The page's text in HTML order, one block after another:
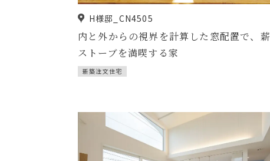
H様邸_CN4505
内と外からの視界を計算した窓配置で、薪
ストーブを満喫する家
新築注文住宅